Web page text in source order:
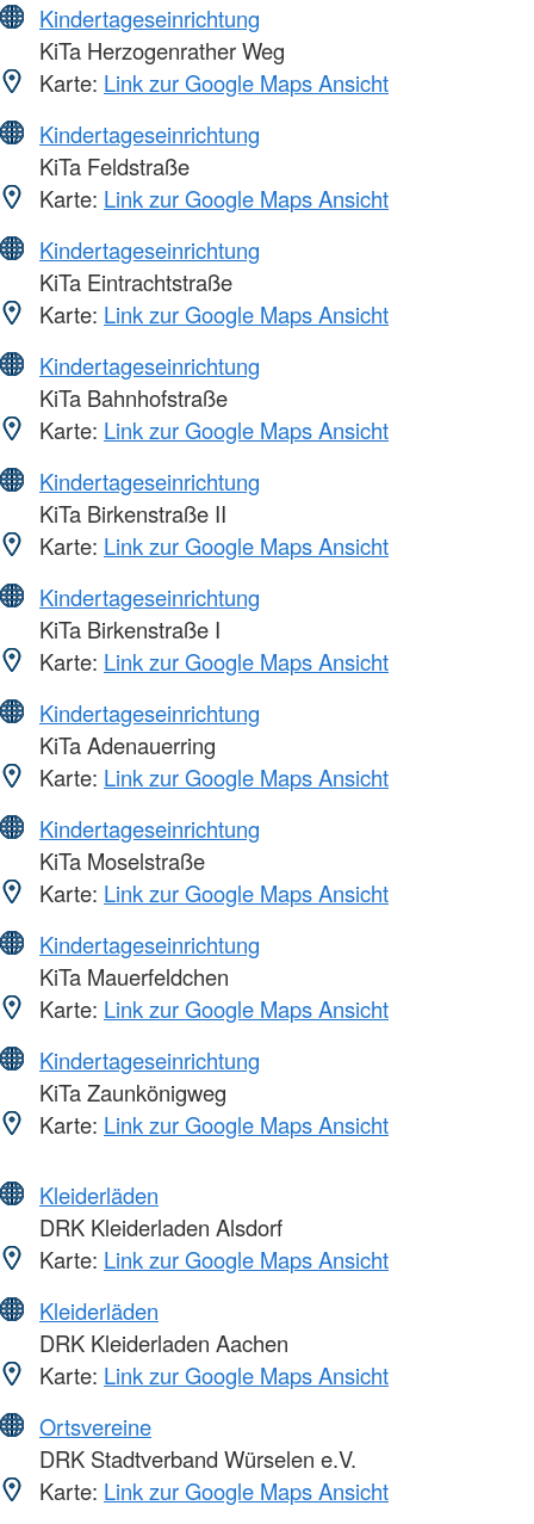
Kindertageseinrichtung
KiTa Herzogenrather Weg
Karte: Link zur Google Maps Ansicht
Kindertageseinrichtung
KiTa Feldstraße
Karte: Link zur Google Maps Ansicht
Kindertageseinrichtung
KiTa Eintrachtstraße
Karte: Link zur Google Maps Ansicht
Kindertageseinrichtung
KiTa Bahnhofstraße
Karte: Link zur Google Maps Ansicht
Kindertageseinrichtung
KiTa Birkenstraße II
Karte: Link zur Google Maps Ansicht
Kindertageseinrichtung
KiTa Birkenstraße I
Karte: Link zur Google Maps Ansicht
Kindertageseinrichtung
KiTa Adenauerring
Karte: Link zur Google Maps Ansicht
Kindertageseinrichtung
KiTa Moselstraße
Karte: Link zur Google Maps Ansicht
Kindertageseinrichtung
KiTa Mauerfeldchen
Karte: Link zur Google Maps Ansicht
Kindertageseinrichtung
KiTa Zaunkönigweg
Karte: Link zur Google Maps Ansicht
Kleiderläden
DRK Kleiderladen Alsdorf
Karte: Link zur Google Maps Ansicht
Kleiderläden
DRK Kleiderladen Aachen
Karte: Link zur Google Maps Ansicht
Ortsvereine
DRK Stadtverband Würselen e.V.
Karte: Link zur Google Maps Ansicht